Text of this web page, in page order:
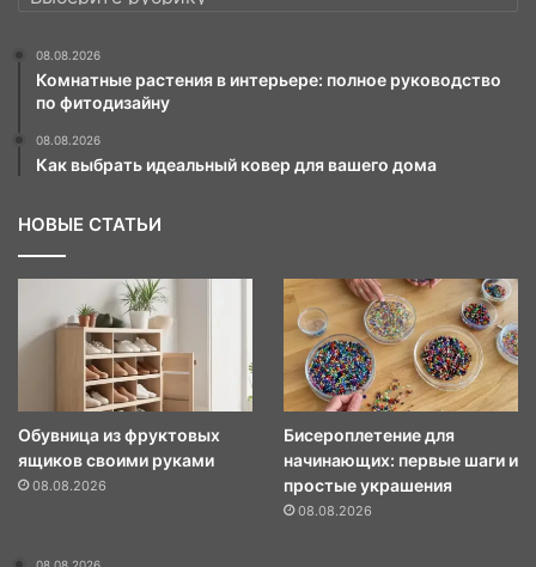
08.08.2026
Комнатные растения в интерьере: полное руководство
по фитодизайну
08.08.2026
Как выбрать идеальный ковер для вашего дома
НОВЫЕ СТАТЬИ
Обувница из фруктовых
ящиков своими руками
08.08.2026
Бисероплетение для
начинающих: первые шаги и
простые украшения
08.08.2026